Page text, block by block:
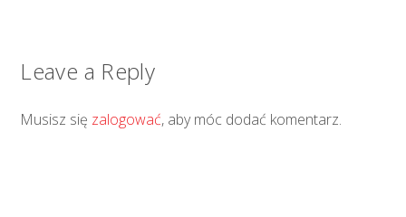
Leave a Reply
Musisz się zalogować, aby móc dodać komentarz.